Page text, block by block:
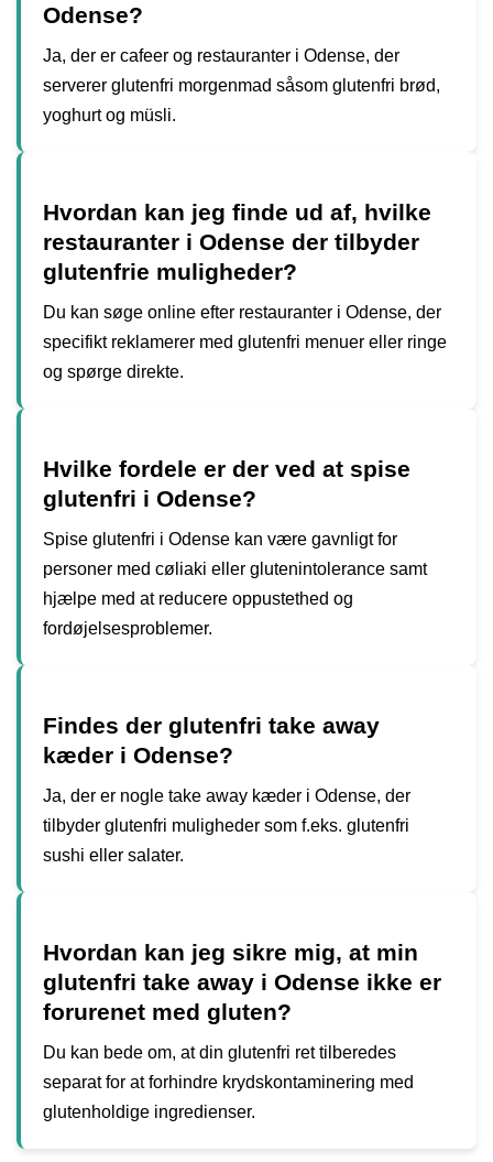
Odense?
Ja, der er cafeer og restauranter i Odense, der
serverer glutenfri morgenmad såsom glutenfri brød,
yoghurt og müsli.
Hvordan kan jeg finde ud af, hvilke
restauranter i Odense der tilbyder
glutenfrie muligheder?
Du kan søge online efter restauranter i Odense, der
specifikt reklamerer med glutenfri menuer eller ringe
og spørge direkte.
Hvilke fordele er der ved at spise
glutenfri i Odense?
Spise glutenfri i Odense kan være gavnligt for
personer med cøliaki eller glutenintolerance samt
hjælpe med at reducere oppustethed og
fordøjelsesproblemer.
Findes der glutenfri take away
kæder i Odense?
Ja, der er nogle take away kæder i Odense, der
tilbyder glutenfri muligheder som f.eks. glutenfri
sushi eller salater.
Hvordan kan jeg sikre mig, at min
glutenfri take away i Odense ikke er
forurenet med gluten?
Du kan bede om, at din glutenfri ret tilberedes
separat for at forhindre krydskontaminering med
glutenholdige ingredienser.